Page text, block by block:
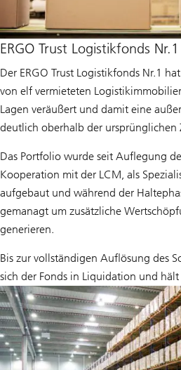
ERGO Trust Logistikfonds Nr.1
Der ERGO Trust Logistikfonds Nr.1
von elf vermieteten
Lagen veräußert und damit eine
deutlich oberhalb der ursprünglichen
Das Portfolio wurde seit Auflegung
Kooperation mit der LCM, als
aufgebaut und während der
gemanagt um zusätzliche
generieren.
Bis zur vollständigen Auflösung des
sich der Fonds in Liquidation und